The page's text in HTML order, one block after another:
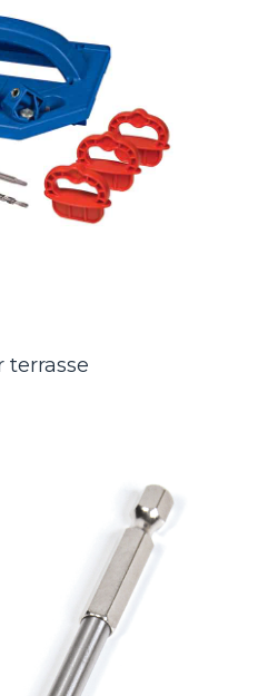
terrasse